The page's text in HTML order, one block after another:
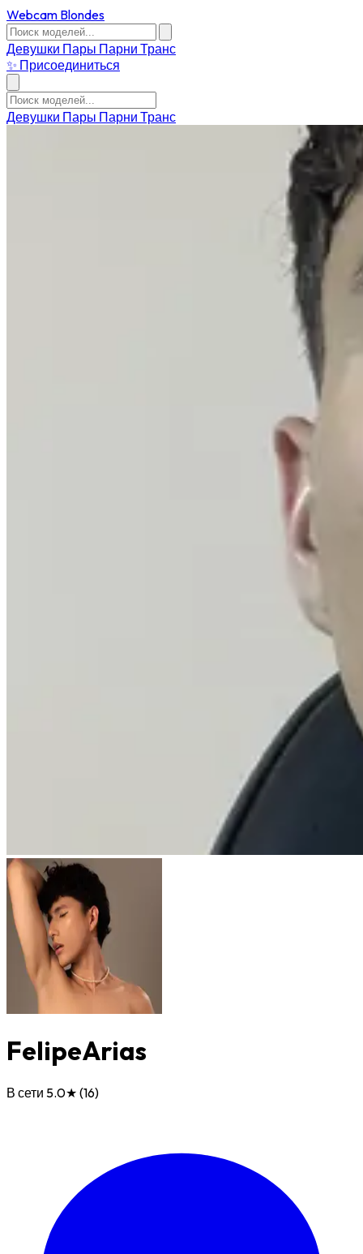
Webcam Blondes
Девушки Пары Парни Транс
✨ Присоединиться
Девушки Пары Парни Транс
FelipeArias
В сети 5.0★ (16)